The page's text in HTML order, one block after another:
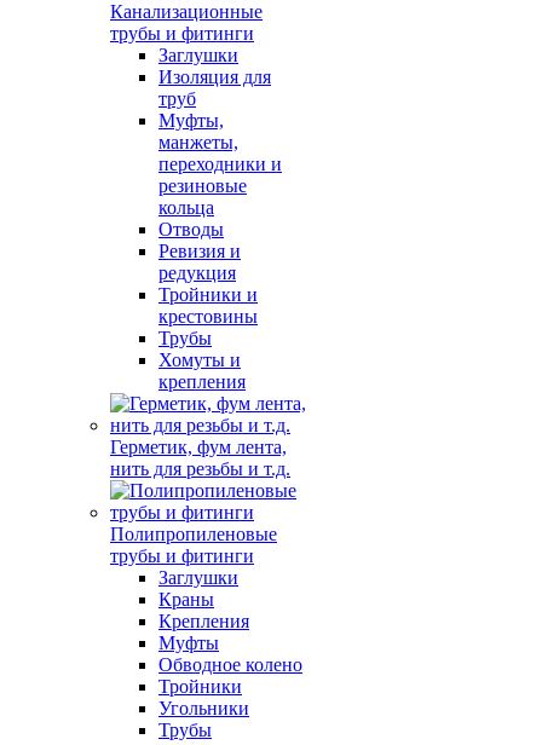
Канализационные
трубы и фитинги
Заглушки
Изоляция для
труб
Муфты,
манжеты,
переходники и
резиновые
кольца
Отводы
Ревизия и
редукция
Тройники и
крестовины
Трубы
Хомуты и
крепления
Герметик, фум лента,
нить для резьбы и т.д.
Полипропиленовые
трубы и фитинги
Заглушки
Краны
Крепления
Муфты
Обводное колено
Тройники
Угольники
Трубы